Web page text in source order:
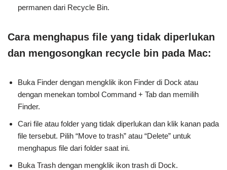
permanen dari Recycle Bin.
Cara menghapus file yang tidak diperlukan
dan mengosongkan recycle bin pada Mac:
Buka Finder dengan mengklik ikon Finder di Dock atau
dengan menekan tombol Command + Tab dan memilih
Finder.
Cari file atau folder yang tidak diperlukan dan klik kanan pada
file tersebut. Pilih “Move to trash” atau “Delete” untuk
menghapus file dari folder saat ini.
Buka Trash dengan mengklik ikon trash di Dock.